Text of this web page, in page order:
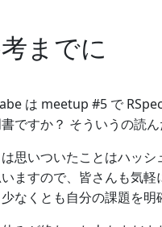
までに
は meetup #5 で
ですか？ そういうの読
思いついたことはハッ
ますので、皆さんも気
なくとも自分の課題を明